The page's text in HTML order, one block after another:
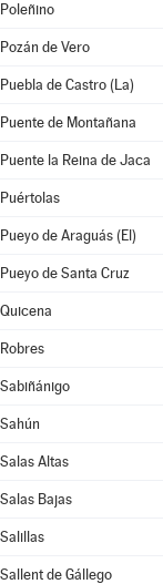
Poleñino
Pozán de Vero
Puebla de Castro (La)
Puente de Montañana
Puente la Reina de Jaca
Puértolas
Pueyo de Araguás (El)
Pueyo de Santa Cruz
Quicena
Robres
Sabiñánigo
Sahún
Salas Altas
Salas Bajas
Salillas
Sallent de Gállego